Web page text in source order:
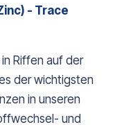
- Trace
Riffen auf der
der wichtigsten
in unseren
und